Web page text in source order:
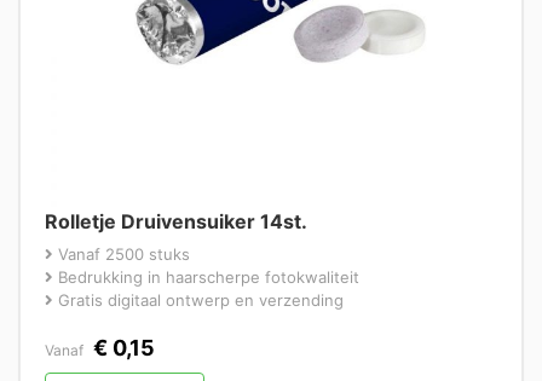
Rolletje Druivensuiker 14st.
Vanaf 2500 stuks
Bedrukking in haarscherpe fotokwaliteit
Gratis digitaal ontwerp en verzending
Vanaf € 0,15